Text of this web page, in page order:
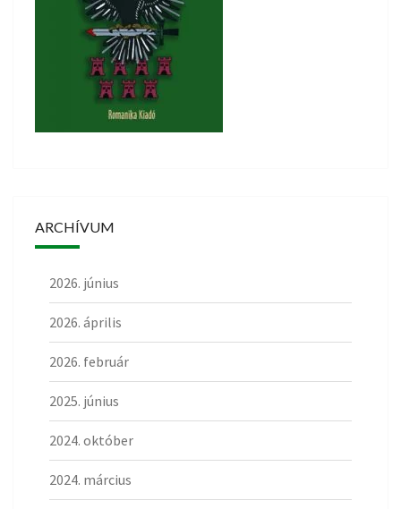
ARCHÍVUM
2026. június
2026. április
2026. február
2025. június
2024. október
2024. március